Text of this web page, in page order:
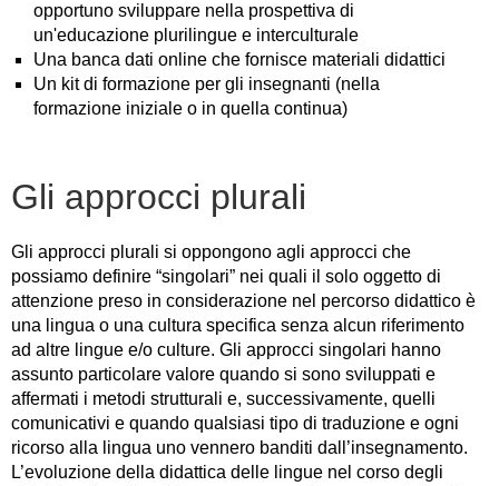
opportuno sviluppare nella prospettiva di
un'educazione plurilingue e interculturale
Una banca dati online che fornisce materiali didattici
Un kit di formazione per gli insegnanti (nella
formazione iniziale o in quella continua)
Gli approcci plurali
Gli approcci plurali si oppongono agli approcci che
possiamo definire “singolari” nei quali il solo oggetto di
attenzione preso in considerazione nel percorso didattico è
una lingua o una cultura specifica senza alcun riferimento
ad altre lingue e/o culture. Gli approcci singolari hanno
assunto particolare valore quando si sono sviluppati e
affermati i metodi strutturali e, successivamente, quelli
comunicativi e quando qualsiasi tipo di traduzione e ogni
ricorso alla lingua uno vennero banditi dall’insegnamento.
L’evoluzione della didattica delle lingue nel corso degli